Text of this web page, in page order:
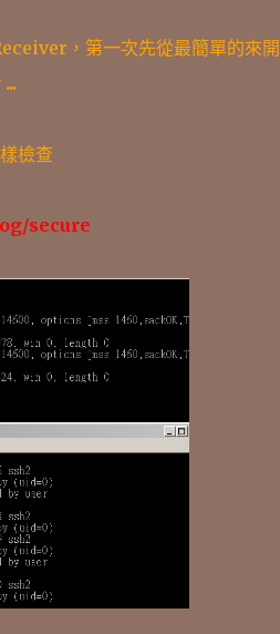
，第一次先從最簡單的來開
檢查
secure